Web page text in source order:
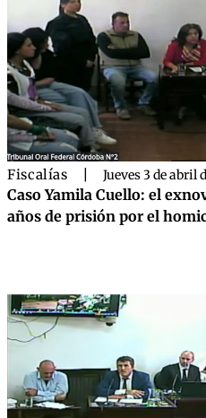
Fiscalías Jueves 3 de abril
Caso Yamila Cuello: el
años de prisión por el